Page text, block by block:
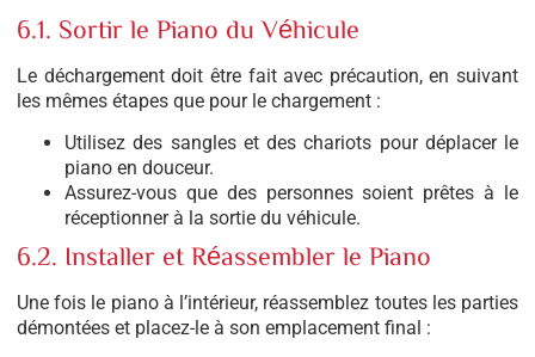
6.1. Sortir le Piano du Véhicule
Le déchargement doit être fait avec précaution, en suivant
les mêmes étapes que pour le chargement :
Utilisez des sangles et des chariots pour déplacer le
piano en douceur.
Assurez-vous que des personnes soient prêtes à le
réceptionner à la sortie du véhicule.
6.2. Installer et Réassembler le Piano
Une fois le piano à l’intérieur, réassemblez toutes les parties
démontées et placez-le à son emplacement final :